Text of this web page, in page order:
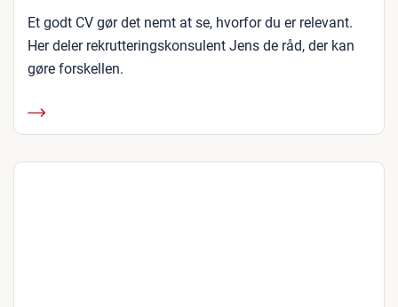
Et godt CV gør det nemt at se, hvorfor du er relevant.
Her deler rekrutteringskonsulent Jens de råd, der kan
gøre forskellen.